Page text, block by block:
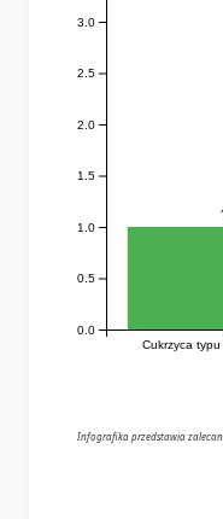
Cukrzyca
0.0
0.5
1.0
1.5
2.0
2.5
3.0
Infografika przedstawia